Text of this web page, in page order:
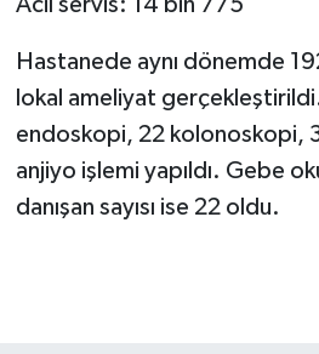
Hastanede aynı dönemde
lokal ameliyat
endoskopi, 22 kolonoskopi,
anjiyo işlemi yapıldı. Gebe
danışan sayısı ise 22 oldu.